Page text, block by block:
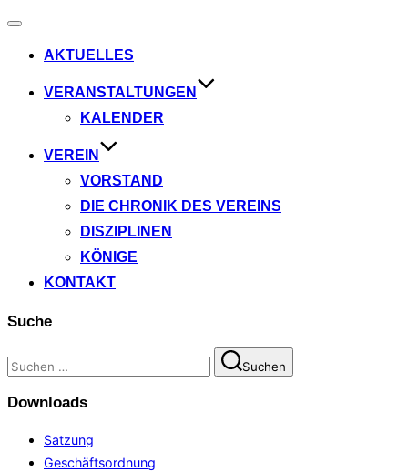
Navigation
AKTUELLES
VERANSTALTUNGEN
KALENDER
VEREIN
VORSTAND
DIE CHRONIK DES VEREINS
DISZIPLINEN
KÖNIGE
KONTAKT
Suche
Suchen
nach:
Suchen
Downloads
Satzung
Geschäftsordnung